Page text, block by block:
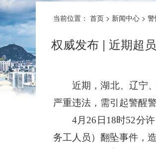
当前位置： 首页 > 新闻中心 >
权威发布 | 近期超
近期，湖北、辽宁
严重违法，需引起警醒警
4月26日18时52分
务工人员）翻坠事件，